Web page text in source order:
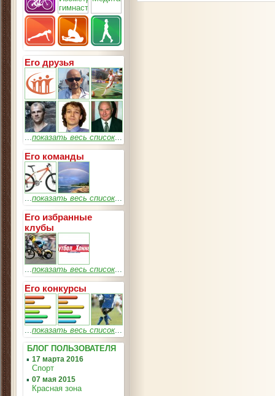
Его друзья
...показать весь список...
Его команды
...показать весь список...
Его избранные
клубы
...показать весь список...
Его конкурсы
...показать весь список...
БЛОГ ПОЛЬЗОВАТЕЛЯ
▪ 17 марта 2016
Спорт
▪ 07 мая 2015
Красная зона